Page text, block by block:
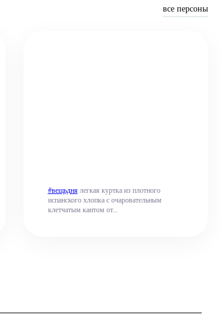
все персоны
#вещьднялегкая куртка из плотного
испанского хлопка с очаровательным
клетчатым кантом от...